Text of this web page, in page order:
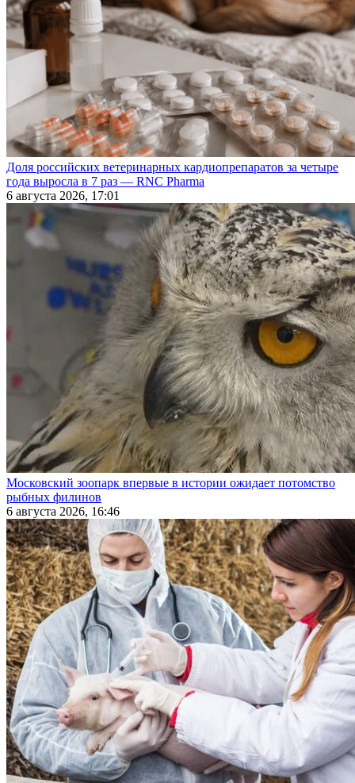
Доля российских ветеринарных кардиопрепаратов за четыре
года выросла в 7 раз — RNC Pharma
6 августа 2026, 17:01
Московский зоопарк впервые в истории ожидает потомство
рыбных филинов
6 августа 2026, 16:46